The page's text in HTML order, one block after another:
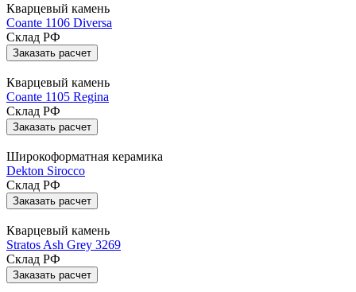
Кварцевый камень
Coante 1106 Diversa
Склад РФ
Заказать расчет
Кварцевый камень
Coante 1105 Regina
Склад РФ
Заказать расчет
Широкоформатная керамика
Dekton Sirocco
Склад РФ
Заказать расчет
Кварцевый камень
Stratos Ash Grey 3269
Склад РФ
Заказать расчет